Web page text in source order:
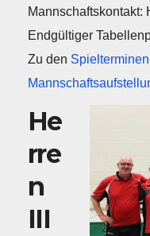
Mannschaftskontakt:
Endgültiger
Zu den Spielterminen
He
rre
n
III